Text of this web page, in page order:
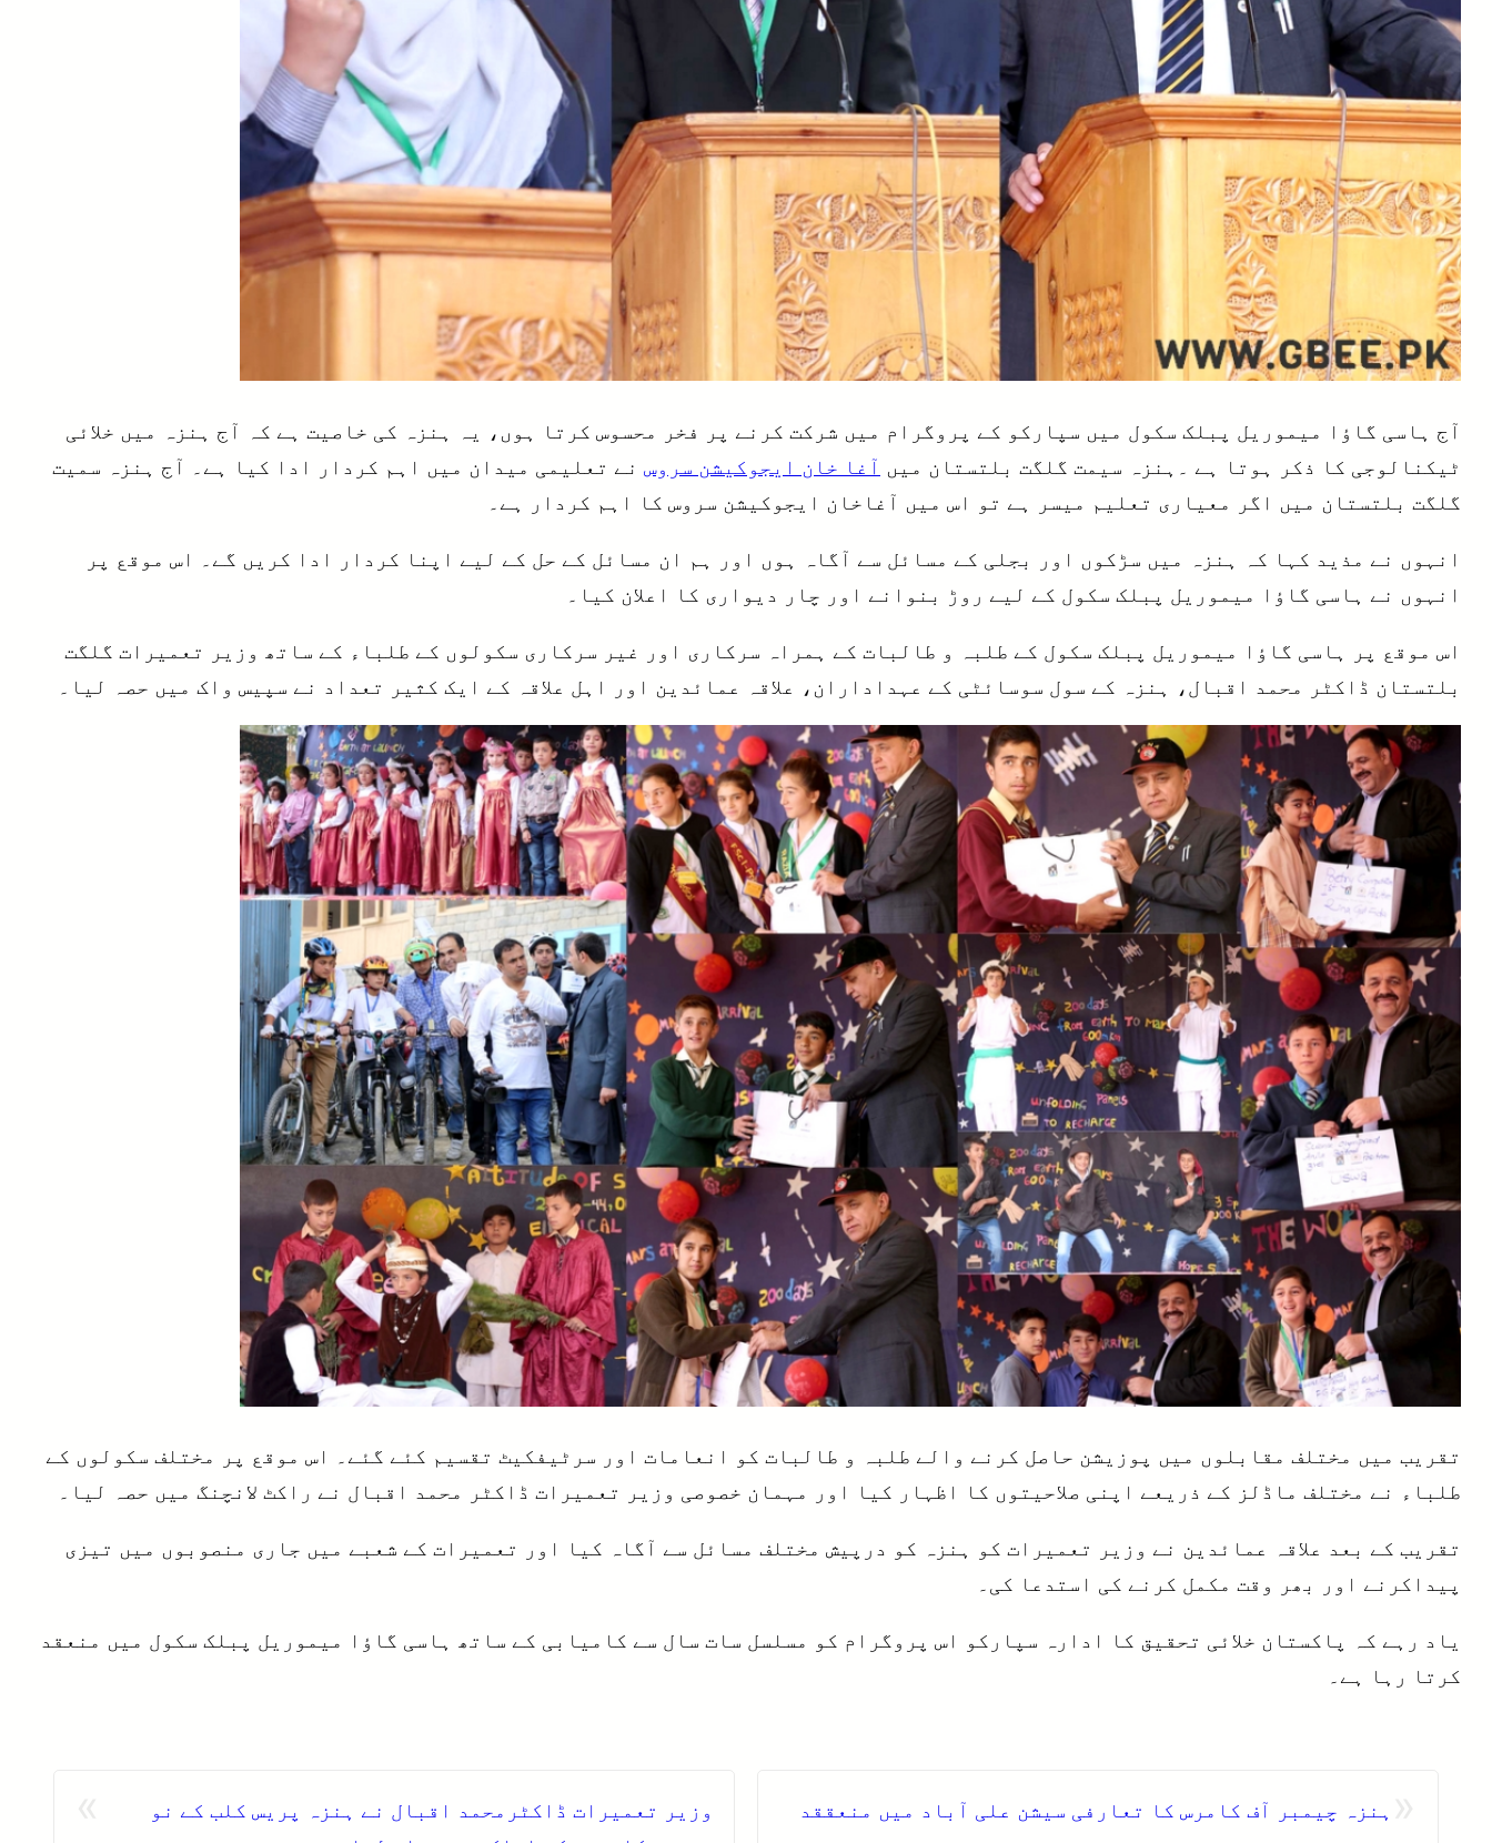
آج ہاسی گاؤا میموریل پبلک سکول میں سپارکو کے پروگرام میں شرکت کرنے پر فخر محسوس کرتا ہوں، یہ ہنزہ کی خاصیت ہے کہ آج ہنزہ میں خلائی
ٹیکنالوجی کا ذکر ہوتا ہے ۔ہنزہ سیمت گلگت بلتستان میں آغا خان ایجوکیشن سروس نے تعلیمی میدان میں اہم کردار ادا کیا ہے۔ آج ہنزہ سمیت
گلگت بلتستان میں اگر معیاری تعلیم میسر ہے تو اس میں آغاخان ایجوکیشن سروس کا اہم کردار ہے۔
انہوں نے مذید کہا کہ ہنزہ میں سڑکوں اور بجلی کے مسائل سے آگاہ ہوں اور ہم ان مسائل کے حل کے لیے اپنا کردار ادا کریں گے۔ اس موقع پر
انہوں نے ہاسی گاؤا میموریل پبلک سکول کے لیے روڑ بنوانے اور چار دیواری کا اعلان کیا۔
اس موقع پر ہاسی گاؤا میموریل پبلک سکول کے طلبہ و طالبات کے ہمراہ سرکاری اور غیر سرکاری سکولوں کے طلباء کے ساتھ وزیر تعمیرات گلگت
بلتستان ڈاکٹر محمد اقبال، ہنزہ کے سول سوسائٹی کے عہداداران، علاقہ عمائدین اور اہل علاقہ کے ایک کثیر تعداد نے سپیس واک میں حصہ لیا۔
تقریب میں مختلف مقابلوں میں پوزیشن حاصل کرنے والے طلبہ و طالبات کو انعامات اور سرٹیفکیٹ تقسیم کئے گئے۔ اس موقع پر مختلف سکولوں کے
طلباء نے مختلف ماڈلز کے ذریعے اپنی صلاحیتوں کا اظہار کیا اور مہمان خصوصی وزیر تعمیرات ڈاکٹر محمد اقبال نے راکٹ لانچنگ میں حصہ لیا۔
تقریب کے بعد علاقہ عمائدین نے وزیر تعمیرات کو ہنزہ کو درپیش مختلف مسائل سے آگاہ کیا اور تعمیرات کے شعبے میں جاری منصوبوں میں تیزی
پیداکرنے اور بھر وقت مکمل کرنے کی استدعا کی۔
یاد رہے کہ پاکستان خلائی تحقیق کا ادارہ سپارکو اس پروگرام کو مسلسل سات سال سے کامیابی کے ساتھ ہاسی گاؤا میموریل پبلک سکول میں منعقد
کرتا رہا ہے۔
ہنزہ چیمبر آف کامرس کا تعارفی سیشن علی آباد میں منعققد
وزیر تعمیرات ڈاکٹرمحمد اقبال نے ہنزہ پریس کلب کے نو